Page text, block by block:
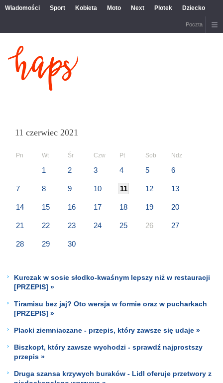
Wiadomości Sport Kobieta Moto Next Plotek Dziecko
Poczta
11 czerwiec 2021
Pn Wt Śr Czw Pt Sob Ndz
1 2 3 4 5 6
7 8 9 10 11 12 13
14 15 16 17 18 19 20
21 22 23 24 25 26 27
28 29 30
Kurczak w sosie słodko-kwaśnym lepszy niż w restauracji
[PRZEPIS] »
Tiramisu bez jaj? Oto wersja w formie oraz w pucharkach
[PRZEPIS] »
Placki ziemniaczane - przepis, który zawsze się udaje »
Biszkopt, który zawsze wychodzi - sprawdź najprostszy
przepis »
Druga szansa krzywych buraków - Lidl oferuje przetwory z